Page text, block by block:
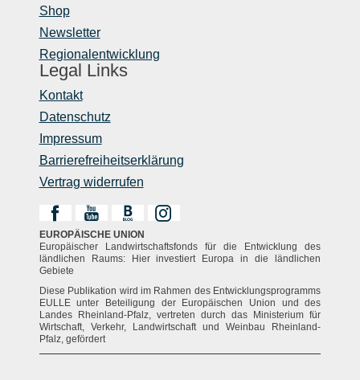
Shop
Newsletter
Regionalentwicklung
Legal Links
Kontakt
Datenschutz
Impressum
Barrierefreiheitserklärung
Vertrag widerrufen
EUROPÄISCHE UNION
Europäischer Landwirtschaftsfonds für die Entwicklung des
ländlichen Raums: Hier investiert Europa in die ländlichen
Gebiete
Diese Publikation wird im Rahmen des Entwicklungsprogramms
EULLE unter Beteiligung der Europäischen Union und des
Landes Rheinland-Pfalz, vertreten durch das Ministerium für
Wirtschaft, Verkehr, Landwirtschaft und Weinbau Rheinland-
Pfalz, gefördert